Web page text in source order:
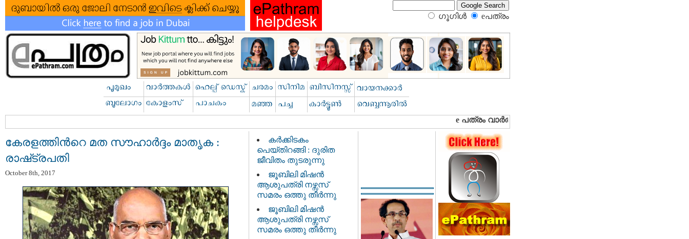
ഗൂഗിള്‍ eപത്രം‍
കേരളത്തിന്‍റെ മത സൗഹാർദ്ദം മാതൃക :
രാഷ്​ട്രപതി
October 8th, 2017
കർക്കിടകം
പെയ്തിറങ്ങി : ദുരിത
ജീവിതം തുടരുന്നു
ജൂബിലി മിഷൻ
ആശുപത്രി നഴ്സസ്
സമരം ഒത്തു തീർന്നു
ജൂബിലി മിഷൻ
ആശുപത്രി നഴ്സസ്
സമരം ഒത്തു തീർന്നു